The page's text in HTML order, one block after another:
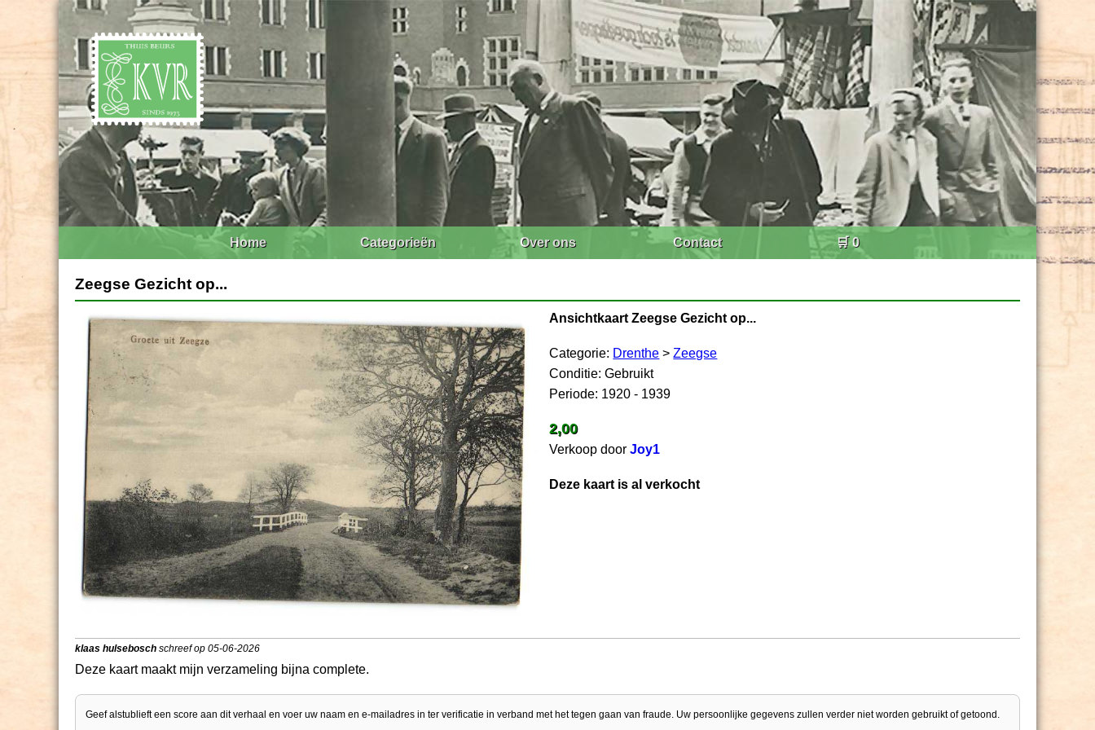
Home Categorieën Over ons Contact 🛒 0
Zeegse Gezicht op...
Ansichtkaart Zeegse Gezicht op...
Categorie: Drenthe >Zeegse
Conditie: Gebruikt
Periode: 1920 - 1939
2,00
Verkoop doorJoy1
Deze kaart is al verkocht
klaas hulsebosch schreef op 05-06-2026
Deze kaart maakt mijn verzameling bijna complete.
Geef alstublieft een score aan dit verhaal en voer uw naam en e-mailadres in ter verificatie in verband met het tegen gaan van fraude. Uw persoonlijke gegevens zullen verder niet worden gebruikt of getoond.